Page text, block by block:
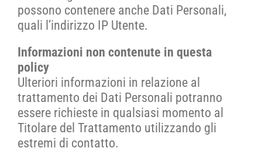
possono contenere anche Dati Personali,
quali l’indirizzo IP Utente.
Informazioni non contenute in questa
policy
Ulteriori informazioni in relazione al
trattamento dei Dati Personali potranno
essere richieste in qualsiasi momento al
Titolare del Trattamento utilizzando gli
estremi di contatto.